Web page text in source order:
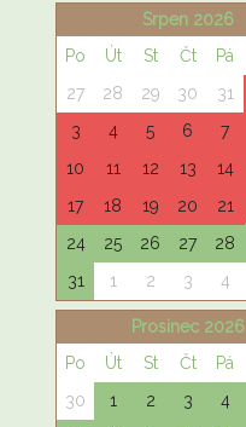
Srpen 2026
Po
Út St Čt Pá
27
28 29 30 31
3
4 5 6 7
10
11 12 13 14
17
18 19 20 21
24
25 26 27 28
31
1 2 3 4
Prosinec 2026
Po
Út St Čt Pá
30
1 2 3 4